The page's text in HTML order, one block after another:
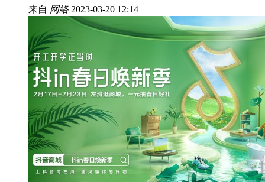
来自 网络 2023-03-20 12:14